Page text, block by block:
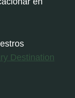
Destination